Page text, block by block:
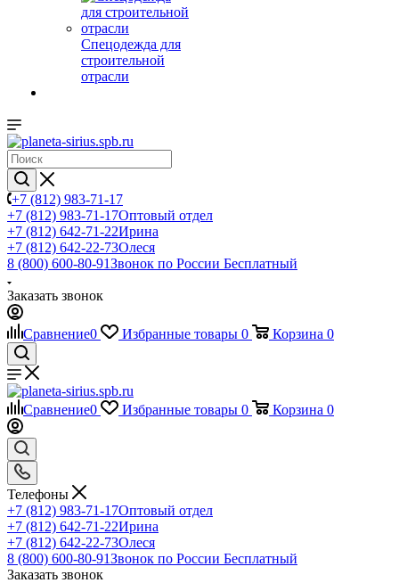
Спецодежда для
строительной
отрасли
+7 (812) 983-71-17
+7 (812) 983-71-17Оптовый отдел
+7 (812) 642-71-22Ирина
+7 (812) 642-22-73Олеся
8 (800) 600-80-91Звонок по России Бесплатный
Заказать звонок
Сравнение0 Избранные товары 0 Корзина 0
Сравнение0 Избранные товары 0 Корзина 0
Телефоны
+7 (812) 983-71-17Оптовый отдел
+7 (812) 642-71-22Ирина
+7 (812) 642-22-73Олеся
8 (800) 600-80-91Звонок по России Бесплатный
Заказать звонок